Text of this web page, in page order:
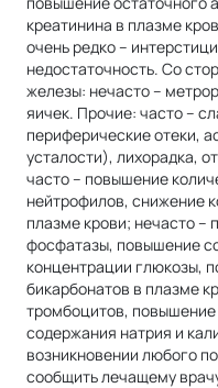
креатинина в плазме
очень редко –
недостаточность. Со
железы: нечасто –
яичек. Прочие: часто –
периферические отеки,
усталости), лихорадка,
часто – повышение
нейтрофилов, снижение
плазме крови; нечасто –
фосфатазы, повышение
концентрации глюкозы,
бикарбонатов в плазме
тромбоцитов,
содержания натрия и
возникновении любого
сообщить лечащему